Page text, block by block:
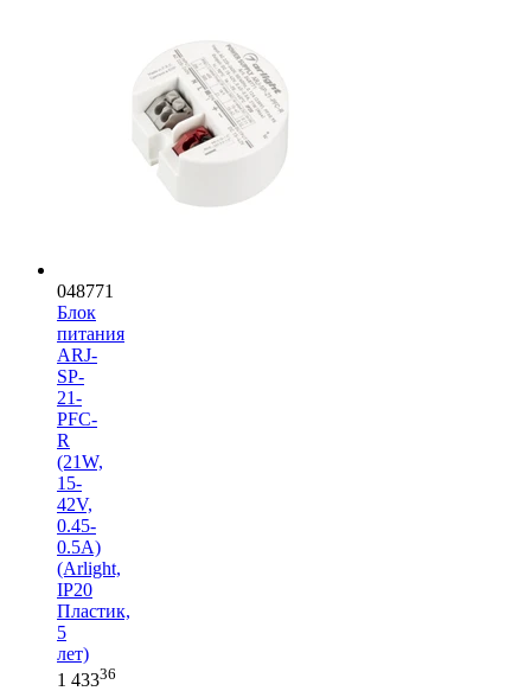
048771
Блок
питания
ARJ-
SP-
21-
PFC-
R
(21W,
15-
42V,
0.45-
0.5A)
(Arlight,
IP20
Пластик,
5
лет)
1 43336